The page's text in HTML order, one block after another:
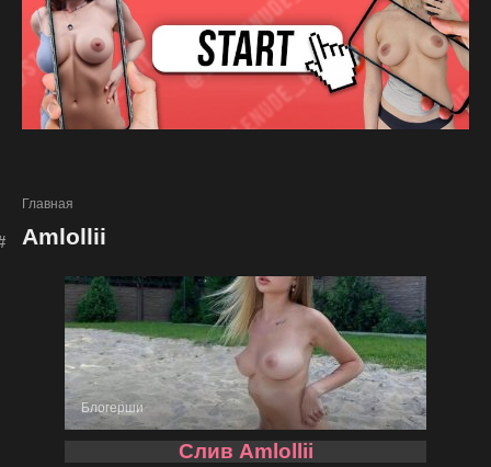
Главная
Amlollii
Блогерши
Слив Amlollii